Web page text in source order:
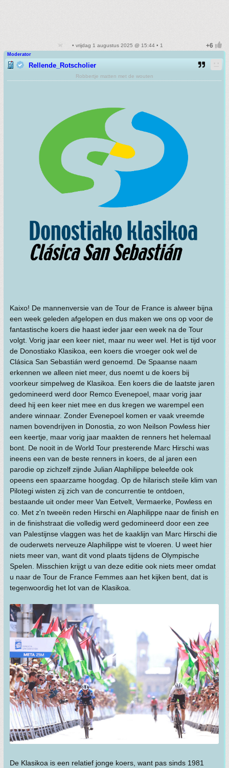
• vrijdag 1 augustus 2025 @ 15:44 • 1
Moderator
Rellende_Rotscholier
Robbertje matten met de wouten
Kaixo! De mannenversie van de Tour de France is alweer bijna
een week geleden afgelopen en dus maken we ons op voor de
fantastische koers die haast ieder jaar een week na de Tour
volgt. Vorig jaar een keer niet, maar nu weer wel. Het is tijd voor
de Donostiako Klasikoa, een koers die vroeger ook wel de
Clásica San Sebastián werd genoemd. De Spaanse naam
erkennen we alleen niet meer, dus noemt u de koers bij
voorkeur simpelweg de Klasikoa. Een koers die de laatste jaren
gedomineerd werd door Remco Evenepoel, maar vorig jaar
deed hij een keer niet mee en dus kregen we warempel een
andere winnaar. Zonder Evenepoel komen er vaak vreemde
namen bovendrijven in Donostia, zo won Neilson Powless hier
een keertje, maar vorig jaar maakten de renners het helemaal
bont. De nooit in de World Tour presterende Marc Hirschi was
ineens een van de beste renners in koers, de al jaren een
parodie op zichzelf zijnde Julian Alaphilippe beleefde ook
opeens een spaarzame hoogdag. Op de hilarisch steile klim van
Pilotegi wisten zij zich van de concurrentie te ontdoen,
bestaande uit onder meer Van Eetvelt, Vermaerke, Powless en
co. Met z'n tweeën reden Hirschi en Alaphilippe naar de finish en
in de finishstraat die volledig werd gedomineerd door een zee
van Palestijnse vlaggen was het de kaaklijn van Marc Hirschi die
de ouderwets nerveuze Alaphilippe wist te vloeren. U weet hier
niets meer van, want dit vond plaats tijdens de Olympische
Spelen. Misschien krijgt u van deze editie ook niets meer omdat
u naar de Tour de France Femmes aan het kijken bent, dat is
tegenwoordig het lot van de Klasikoa.
De Klasikoa is een relatief jonge koers, want pas sinds 1981